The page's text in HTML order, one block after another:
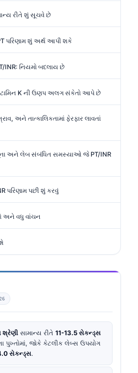
રીતે શું સૂચવે છે
પરિણામ શું અર્થ આપી શકે
INR: નિયમો બદલાય છે
K ની ઉણપ અલગ સંકેતો આપે છે
અને તાત્કાલિકતામાં ફેરફાર લાવતાં
અને લેબ સંબંધિત સમસ્યાઓ જે PT/INR
પરિણામ પછી શું કરવું
અને વધુ વાંચન
શ્રેણી સામાન્ય રીતે 11-13.5 સેકન્ડ્સ
પુખ્તોમાં, જોકે કેટલીક લેબ્સ ઉપયોગ
સેકન્ડ્સ.